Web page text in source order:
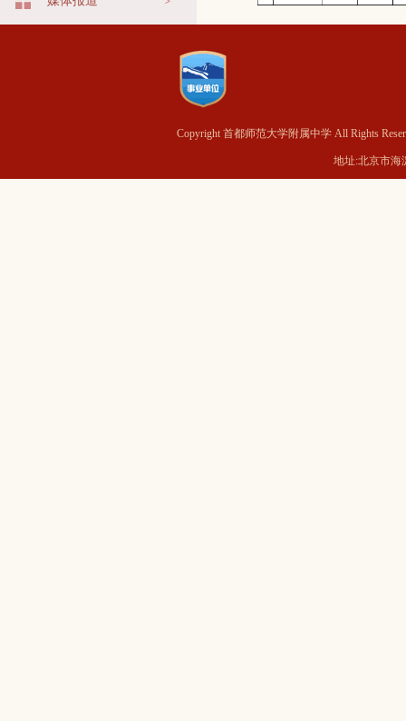
Copyright 首都师范大学附属中学 All Rights
地址:北京市海